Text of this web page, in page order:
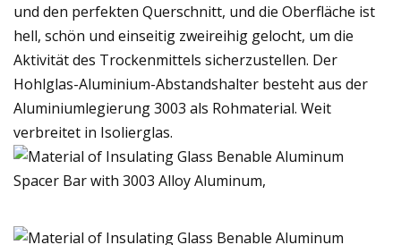
und den perfekten Querschnitt, und die Oberfläche ist
hell, schön und einseitig zweireihig gelocht, um die
Aktivität des Trockenmittels sicherzustellen. Der
Hohlglas-Aluminium-Abstandshalter besteht aus der
Aluminiumlegierung 3003 als Rohmaterial. Weit
verbreitet in Isolierglas.